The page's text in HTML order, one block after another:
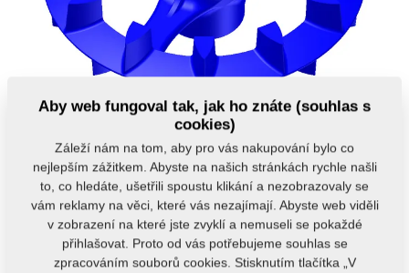
Kód produktu: 4008132
Původní katalogové číslo: 4006817 4000319
Aby web fungoval tak, jak ho znáte (souhlas s
cookies)
Záleží nám na tom, aby pro vás nakupování bylo co
nejlepším zážitkem. Abyste na našich stránkách rychle našli
to, co hledáte, ušetřili spoustu klikání a nezobrazovaly se
vám reklamy na věci, které vás nezajímají. Abyste web viděli
v zobrazení na které jste zvyklí a nemuseli se pokaždé
přihlašovat. Proto od vás potřebujeme souhlas se
zpracováním souborů cookies. Stisknutím tlačítka „V